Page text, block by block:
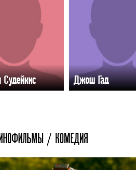
Джош Гад
/ КОМЕДИЯ